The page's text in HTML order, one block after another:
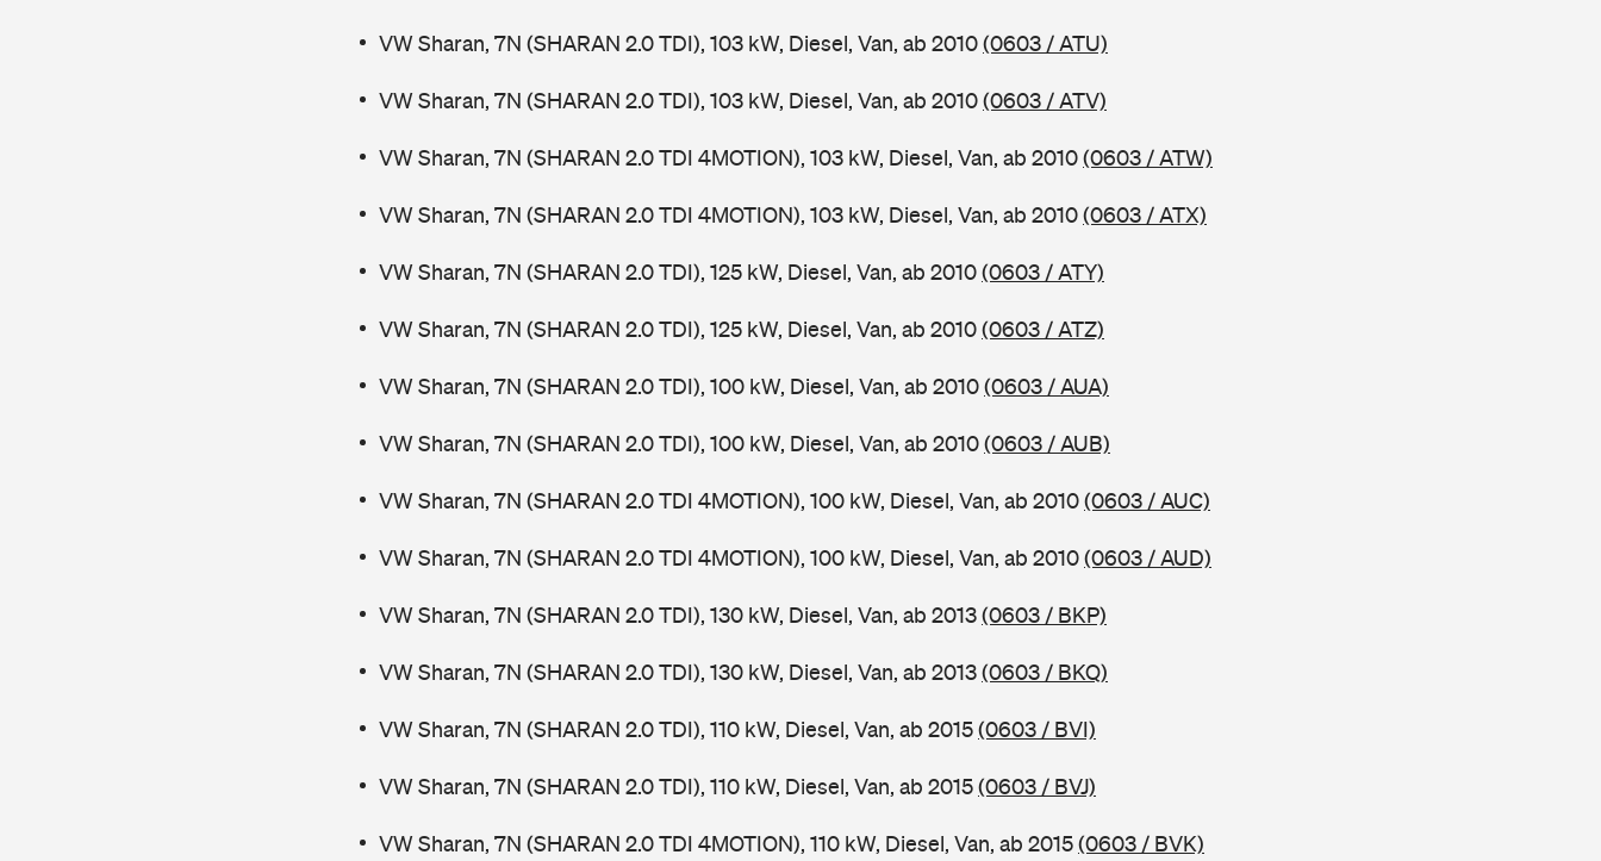
VW Sharan, 7N (SHARAN 2.0 TDI), 103 kW, Diesel, Van, ab 2010(0603 / ATU)
VW Sharan, 7N (SHARAN 2.0 TDI), 103 kW, Diesel, Van, ab 2010(0603 / ATV)
VW Sharan, 7N (SHARAN 2.0 TDI 4MOTION), 103 kW, Diesel, Van, ab 2010(0603 / ATW)
VW Sharan, 7N (SHARAN 2.0 TDI 4MOTION), 103 kW, Diesel, Van, ab 2010(0603 / ATX)
VW Sharan, 7N (SHARAN 2.0 TDI), 125 kW, Diesel, Van, ab 2010(0603 / ATY)
VW Sharan, 7N (SHARAN 2.0 TDI), 125 kW, Diesel, Van, ab 2010(0603 / ATZ)
VW Sharan, 7N (SHARAN 2.0 TDI), 100 kW, Diesel, Van, ab 2010(0603 / AUA)
VW Sharan, 7N (SHARAN 2.0 TDI), 100 kW, Diesel, Van, ab 2010(0603 / AUB)
VW Sharan, 7N (SHARAN 2.0 TDI 4MOTION), 100 kW, Diesel, Van, ab 2010(0603 / AUC)
VW Sharan, 7N (SHARAN 2.0 TDI 4MOTION), 100 kW, Diesel, Van, ab 2010(0603 / AUD)
VW Sharan, 7N (SHARAN 2.0 TDI), 130 kW, Diesel, Van, ab 2013(0603 / BKP)
VW Sharan, 7N (SHARAN 2.0 TDI), 130 kW, Diesel, Van, ab 2013(0603 / BKQ)
VW Sharan, 7N (SHARAN 2.0 TDI), 110 kW, Diesel, Van, ab 2015(0603 / BVI)
VW Sharan, 7N (SHARAN 2.0 TDI), 110 kW, Diesel, Van, ab 2015(0603 / BVJ)
VW Sharan, 7N (SHARAN 2.0 TDI 4MOTION), 110 kW, Diesel, Van, ab 2015(0603 / BVK)